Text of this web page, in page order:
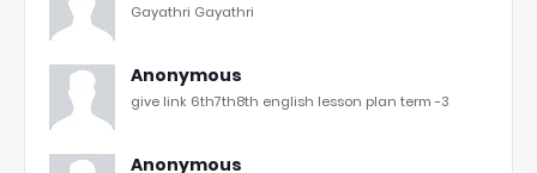
Gayathri Gayathri
Anonymous
give link 6th7th8th english lesson plan term -3
Anonymous